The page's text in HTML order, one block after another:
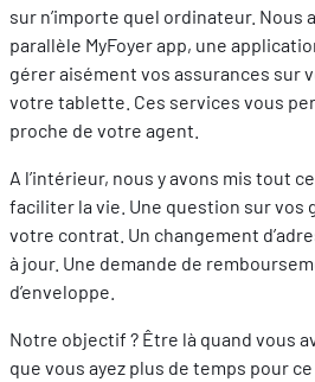
sur n’importe quel ordinateur. Nous
parallèle MyFoyer app, une
gérer aisément vos assurances sur
votre tablette. Ces services vous
proche de votre agent.
A l’intérieur, nous y avons mis tout
faciliter la vie. Une question sur vos
votre contrat. Un changement
à jour. Une demande de
d’enveloppe.
Notre objectif ? Être là quand vous
que vous ayez plus de temps pour